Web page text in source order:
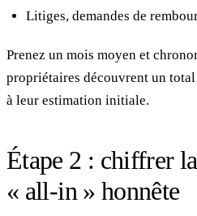
Litiges, demandes de
Prenez un mois moyen et
propriétaires découvrent un total
à leur estimation initiale.
Étape 2 : chiffrer
« all-in » honnête